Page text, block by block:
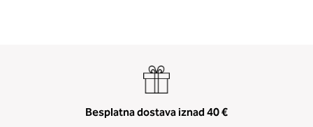
Besplatna dostava iznad 40 €